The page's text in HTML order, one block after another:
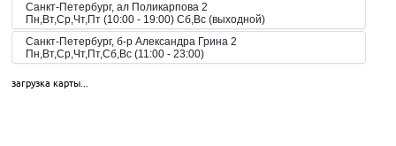
Санкт-Петербург, ал Поликарпова 2
Пн,Вт,Ср,Чт,Пт (10:00 - 19:00) Сб,Вс (выходной)
Санкт-Петербург, б-р Александра Грина 2
Пн,Вт,Ср,Чт,Пт,Сб,Вс (11:00 - 23:00)
Пн,Вт,Ср,Чт,Пт,Сб,Вс (09:00 - 21:00)
загрузка карты...